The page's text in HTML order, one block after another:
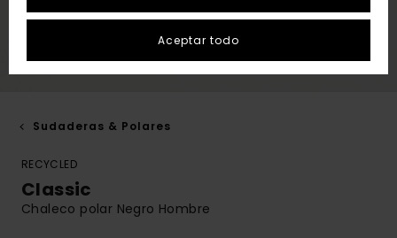
Sudaderas & Polares
RECYCLED
Classic
Chaleco polar Negro Hombre
Aceptar todo